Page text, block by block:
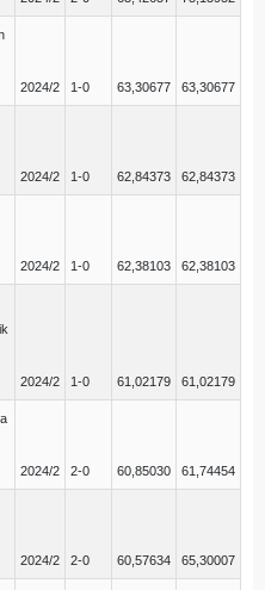
2024/2 1-0 63,30677 63,30677
2024/2 1-0 62,84373 62,84373
2024/2 1-0 62,38103 62,38103
2024/2 1-0 61,02179 61,02179
2024/2 2-0 60,85030 61,74454
2024/2 2-0 60,57634 65,30007